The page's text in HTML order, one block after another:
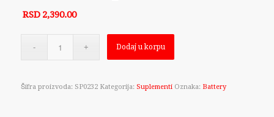
RSD 2,390.00
Dodaj u korpu
Šifra proizvoda: SP0232 Kategorija: Suplementi Oznaka: Battery